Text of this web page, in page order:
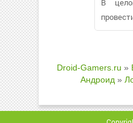
В
Droid-Gamers.ru »
Андроид »